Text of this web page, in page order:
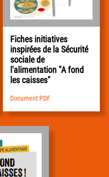
Fiches initiatives
inspirées de la Sécurité
sociale de
l'alimentation "A fond
les caisses"
Document PDF